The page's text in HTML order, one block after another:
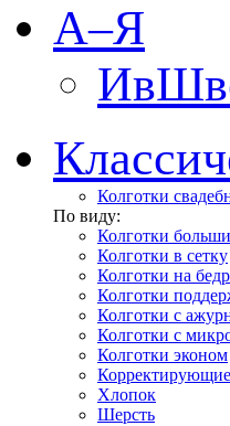
А–Я
Колготки
По виду:
Колготки
Колготки в сетку
Колготки на
Колготки
Колготки с
Колготки с
Колготки эконом
Корректирующие
Хлопок
Шерсть